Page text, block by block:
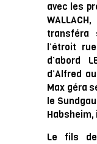
avec les
transféra
l’étroit
d’abord
d’Alfred
Max géra
le
Le fils de